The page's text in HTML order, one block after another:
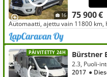
16 75 900 €
Automaatti, ajettu vain 11800 km,
PÄIVITETTY 24H
2017 ●